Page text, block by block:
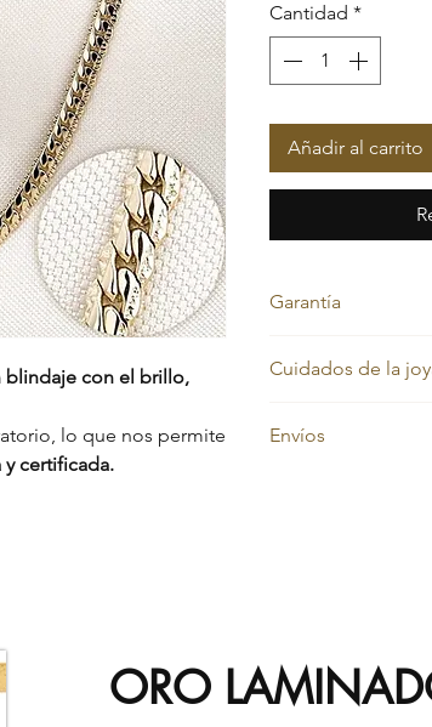
blindaje con el brillo,
lo que nos permite
certificada.
Cantidad *
Añadir al carrito
Garantía
por eso cada pieza
Además, cuentas
cubre:
Cuidados de la
siempre su color
Envíos
Políticas de Envió).
Los tiempos
de operación o
ORO